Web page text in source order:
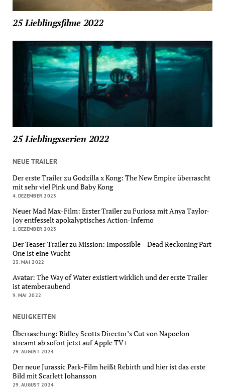
25 Lieblingsfilme 2022
25 Lieblingsserien 2022
NEUE TRAILER
Der erste Trailer zu Godzilla x Kong: The New Empire überrascht
mit sehr viel Pink und Baby Kong
4. DEZEMBER 2023
Neuer Mad Max-Film: Erster Trailer zu Furiosa mit Anya Taylor-
Joy entfesselt apokalyptisches Action-Inferno
1. DEZEMBER 2023
Der Teaser-Trailer zu Mission: Impossible – Dead Reckoning Part
One ist eine Wucht
23. MAI 2022
Avatar: The Way of Water existiert wirklich und der erste Trailer
ist atemberaubend
9. MAI 2022
NEUIGKEITEN
Überraschung: Ridley Scotts Director’s Cut von Napoelon
streamt ab sofort jetzt auf Apple TV+
29. AUGUST 2024
Der neue Jurassic Park-Film heißt Rebirth und hier ist das erste
Bild mit Scarlett Johansson
29. AUGUST 2024